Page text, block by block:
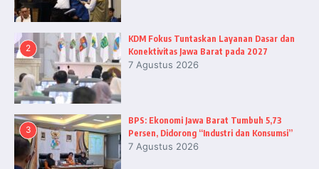
2
KDM Fokus Tuntaskan Layanan Dasar dan
Konektivitas Jawa Barat pada 2027
7 Agustus 2026
3
BPS: Ekonomi Jawa Barat Tumbuh 5,73
Persen, Didorong “Industri dan Konsumsi”
7 Agustus 2026